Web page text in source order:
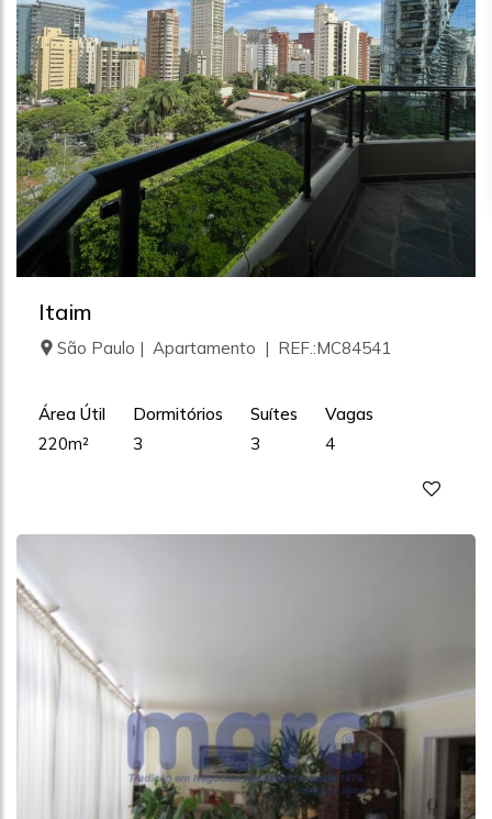
Itaim
São Paulo | Apartamento | REF.:MC84541
Área Útil
220m²
Dormitórios
3
Suítes
3
Vagas
4